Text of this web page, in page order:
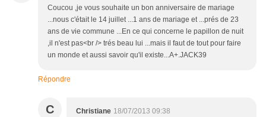
Coucou ,je vous souhaite un bon anniversaire de mariage
...nous c'était le 14 juillet ...1 ans de mariage et ...prés de 23
ans de vie commune ...En ce qui concerne le papillon de nuit
,il n'est pas<br /> trés beau lui ...mais il faut de tout pour faire
un monde et aussi savoir qu'il existe...A+.JACK39
Répondre
C Christiane 18/07/2013 09:38